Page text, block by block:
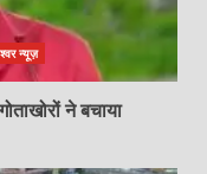
न्यूज़
ने बचाया